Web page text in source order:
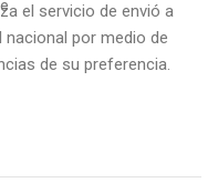
el servicio de envió a
nacional por medio de
de su preferencia.